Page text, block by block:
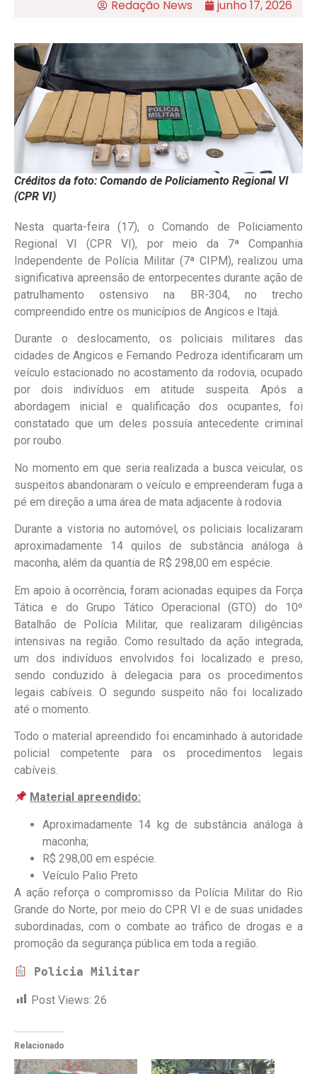
Redação News junho 17, 2026
Créditos da foto: Comando de Policiamento Regional VI
(CPR VI)
Nesta quarta-feira (17), o Comando de Policiamento
Regional VI (CPR VI), por meio da 7ª Companhia
Independente de Polícia Militar (7ª CIPM), realizou uma
significativa apreensão de entorpecentes durante ação de
patrulhamento ostensivo na BR-304, no trecho
compreendido entre os municípios de Angicos e Itajá.
Durante o deslocamento, os policiais militares das
cidades de Angicos e Fernando Pedroza identificaram um
veículo estacionado no acostamento da rodovia, ocupado
por dois indivíduos em atitude suspeita. Após a
abordagem inicial e qualificação dos ocupantes, foi
constatado que um deles possuía antecedente criminal
por roubo.
No momento em que seria realizada a busca veicular, os
suspeitos abandonaram o veículo e empreenderam fuga a
pé em direção a uma área de mata adjacente à rodovia.
Durante a vistoria no automóvel, os policiais localizaram
aproximadamente 14 quilos de substância análoga à
maconha, além da quantia de R$ 298,00 em espécie.
Em apoio à ocorrência, foram acionadas equipes da Força
Tática e do Grupo Tático Operacional (GTO) do 10º
Batalhão de Polícia Militar, que realizaram diligências
intensivas na região. Como resultado da ação integrada,
um dos indivíduos envolvidos foi localizado e preso,
sendo conduzido à delegacia para os procedimentos
legais cabíveis. O segundo suspeito não foi localizado
até o momento.
Todo o material apreendido foi encaminhado à autoridade
policial competente para os procedimentos legais
cabíveis.
Material apreendido:
Aproximadamente 14 kg de substância análoga à
maconha;
R$ 298,00 em espécie.
Veículo Palio Preto
A ação reforça o compromisso da Polícia Militar do Rio
Grande do Norte, por meio do CPR VI e de suas unidades
subordinadas, com o combate ao tráfico de drogas e a
promoção da segurança pública em toda a região.
Policia Militar
Post Views: 26
Relacionado